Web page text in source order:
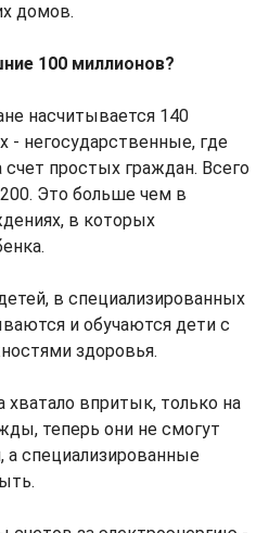
домов.
100 миллионов?
насчитывается 140
- негосударственные, где
простых граждан. Всего
Это больше чем в
в которых
в специализированных
и обучаются дети с
здоровья.
впритык, только на
теперь они не смогут
а специализированные